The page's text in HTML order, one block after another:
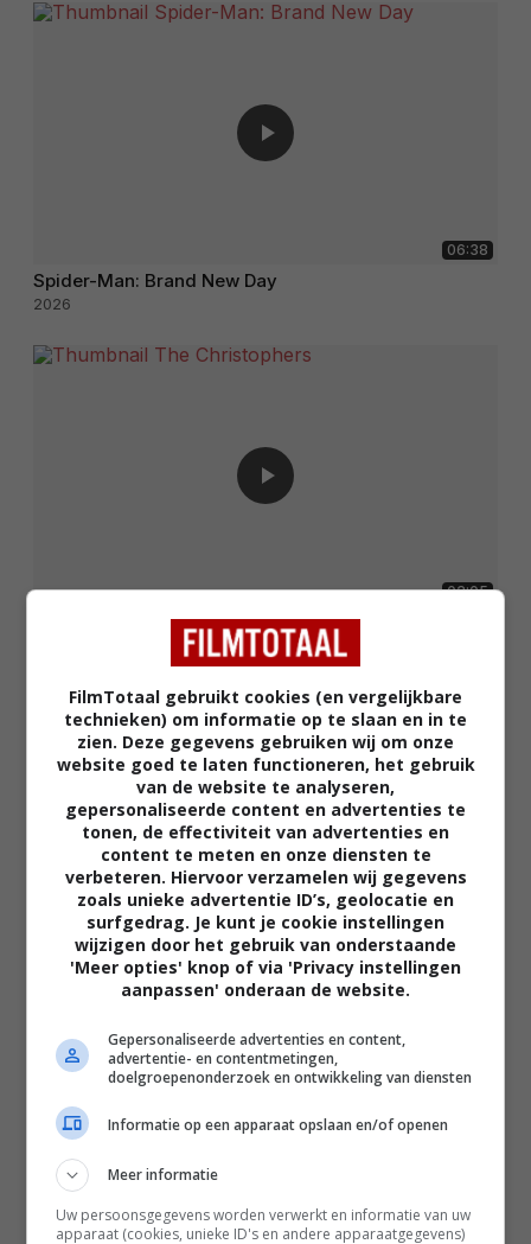
06:38
Spider-Man: Brand New Day
2026
02:05
The Christophers
The Uprising
FilmTotaal gebruikt cookies (en vergelijkbare
technieken) om informatie op te slaan en in te
zien. Deze gegevens gebruiken wij om onze
website goed te laten functioneren, het gebruik
van de website te analyseren,
gepersonaliseerde content en advertenties te
tonen, de effectiviteit van advertenties en
content te meten en onze diensten te
verbeteren. Hiervoor verzamelen wij gegevens
zoals unieke advertentie ID’s, geolocatie en
surfgedrag. Je kunt je cookie instellingen
wijzigen door het gebruik van onderstaande
'Meer opties' knop of via 'Privacy instellingen
aanpassen' onderaan de website.
Gepersonaliseerde advertenties en content,
advertentie- en contentmetingen,
doelgroepenonderzoek en ontwikkeling van diensten
Informatie op een apparaat opslaan en/of openen
Meer informatie
Uw persoonsgegevens worden verwerkt en informatie van uw
apparaat (cookies, unieke ID's en andere apparaatgegevens)